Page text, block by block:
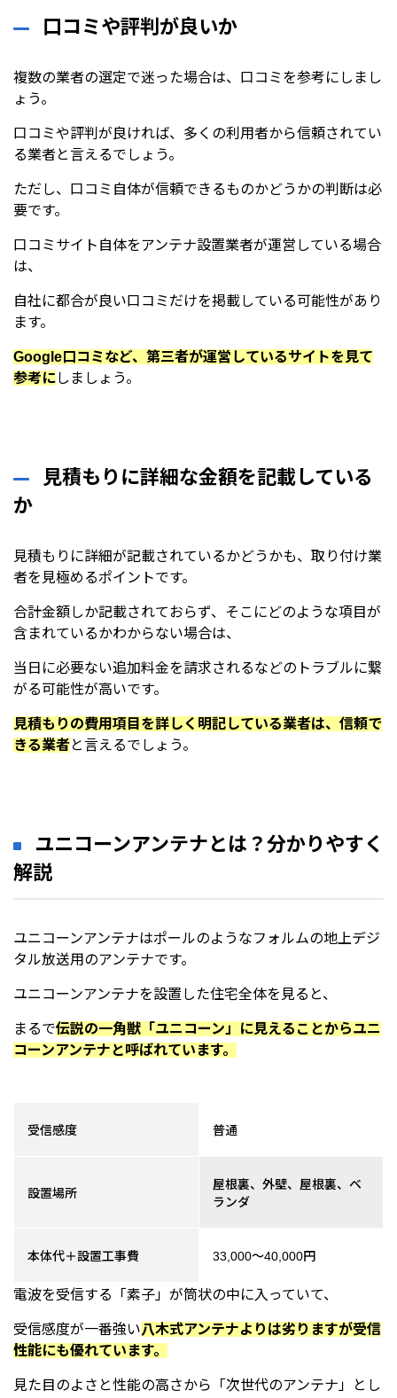
口コミや評判が良いか
複数の業者の選定で迷った場合は、口コミを参考にしまし
ょう。
口コミや評判が良ければ、多くの利用者から信頼されてい
る業者と言えるでしょう。
ただし、口コミ自体が信頼できるものかどうかの判断は必
要です。
口コミサイト自体をアンテナ設置業者が運営している場合
は、
自社に都合が良い口コミだけを掲載している可能性があり
ます。
Google口コミなど、第三者が運営しているサイトを見て
参考にしましょう。
見積もりに詳細な金額を記載している
か
見積もりに詳細が記載されているかどうかも、取り付け業
者を見極めるポイントです。
合計金額しか記載されておらず、そこにどのような項目が
含まれているかわからない場合は、
当日に必要ない追加料金を請求されるなどのトラブルに繋
がる可能性が高いです。
見積もりの費用項目を詳しく明記している業者は、信頼で
きる業者と言えるでしょう。
ユニコーンアンテナとは？分かりやすく
解説
ユニコーンアンテナはポールのようなフォルムの地上デジ
タル放送用のアンテナです。
ユニコーンアンテナを設置した住宅全体を見ると、
まるで伝説の一角獣「ユニコーン」に見えることからユニ
コーンアンテナと呼ばれています。
受信感度 普通
設置場所
屋根裏、外壁、屋根裏、ベ
ランダ
本体代＋設置工事費 33,000～40,000円
電波を受信する「素子」が筒状の中に入っていて、
受信感度が一番強い八木式アンテナよりは劣りますが受信
性能にも優れています。
見た目のよさと性能の高さから「次世代のアンテナ」とし